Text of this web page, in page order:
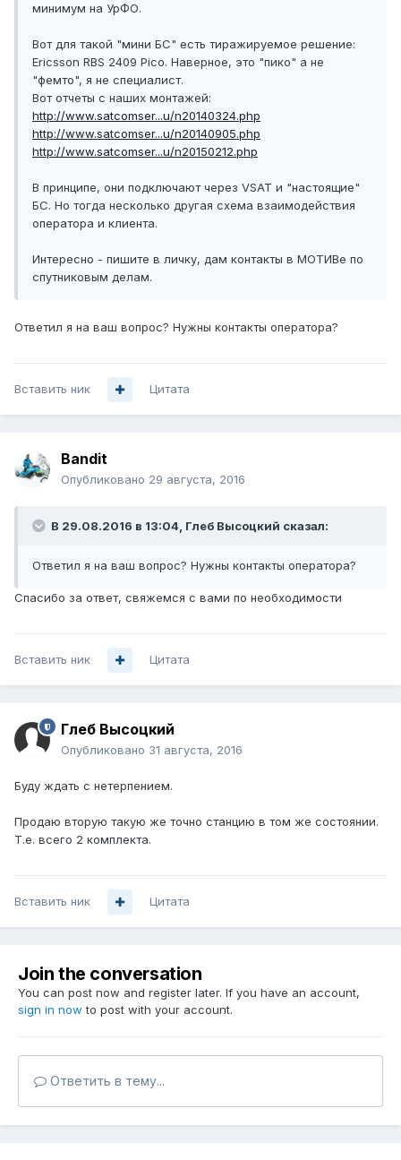
минимум на УрФО.
Вот для такой "мини БС" есть тиражируемое решение:
Ericsson RBS 2409 Pico. Наверное, это "пико" а не
"фемто", я не специалист.
Вот отчеты с наших монтажей:
http://www.satcomser...u/n20140324.php
http://www.satcomser...u/n20140905.php
http://www.satcomser...u/n20150212.php
В принципе, они подключают через VSAT и "настоящие"
БС. Но тогда несколько другая схема взаимодействия
оператора и клиента.
Интересно - пишите в личку, дам контакты в МОТИВе по
спутниковым делам.
Ответил я на ваш вопрос? Нужны контакты оператора?
Вставить ник Цитата
Bandit
Опубликовано 29 августа, 2016
В 29.08.2016 в 13:04, Глеб Высоцкий сказал:
Ответил я на ваш вопрос? Нужны контакты оператора?
Спасибо за ответ, свяжемся с вами по необходимости
Вставить ник Цитата
Глеб Высоцкий
Опубликовано 31 августа, 2016
Буду ждать с нетерпением.
Продаю вторую такую же точно станцию в том же состоянии.
Т.е. всего 2 комплекта.
Вставить ник Цитата
Join the conversation
You can post now and register later. If you have an account,
sign in now to post with your account.
Ответить в тему...